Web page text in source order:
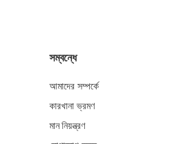
সম্বন্ধে
আমাদের সম্পর্কে
কারখানা ভ্রমণ
মান নিয়ন্ত্রণ